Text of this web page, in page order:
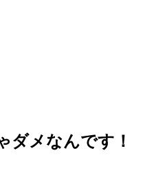
ダメなんです！